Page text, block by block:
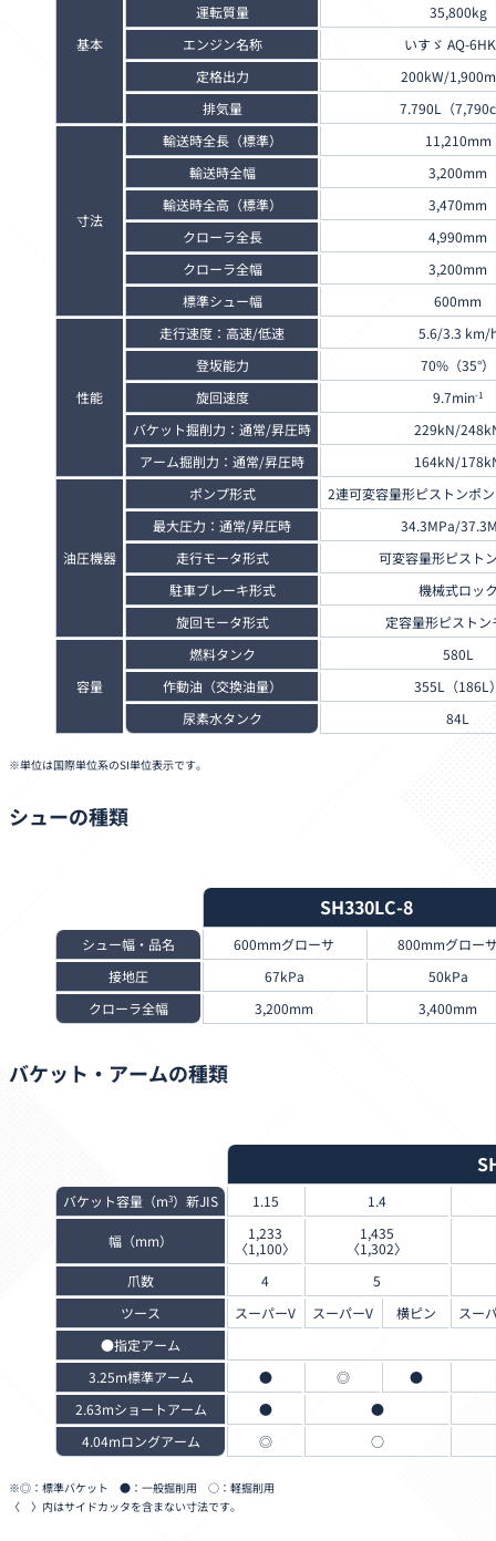
基本
運転質量
35,800kg
エンジン名称
いすゞ AQ-
定格出力
200kW/
排気量
7.790L（
寸法
輸送時全長（標準）
11,210mm
輸送時全幅
3,200mm
輸送時全高（標準）
3,470mm
クローラ全長
4,990mm
クローラ全幅
3,200mm
標準シュー幅
600mm
性能
走行速度：高速/低速
5.6/3.3 km/
登坂能力
70%（35°）
旋回速度
9.7min-1
バケット掘削力：通常/昇圧時
229kN/
アーム掘削力：通常/昇圧時
164kN/
油圧機器
ポンプ形式
2連可変容量形ピストンポ
最大圧力：通常/昇圧時
34.3MPa/
走行モータ形式
可変容量形ピスト
駐車ブレーキ形式
機械式ロッ
旋回モータ形式
定容量形ピストン
容量
燃料タンク
580L
作動油（交換油量）
355L（186L
尿素水タンク
84L
単位は国際単位系のSI単位表示です。
シューの種類
SH330LC-8
シュー幅・品名 600mmグローサ
800mmグロー
接地圧
67kPa
50kPa
クローラ全幅
3,200mm 3,400mm
バケット・アームの種類
バケット容量（m3）新JIS 1.15 1.4
幅（mm）
1,233
〈1,100〉
1,435
〈1,302〉
爪数
4
5
ツース
スーパーV スーパーV 横ピン
スー
●指定アーム
3.25m標準アーム
● ◎
●
2.63mショートアーム
●
●
4.04mロングアーム
◎ ○
◎：標準バケット ●：一般掘削用 ○：軽掘削用
〈 〉内はサイドカッタを含まない寸法です。